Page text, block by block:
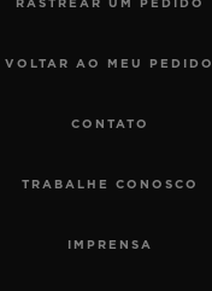
RASTREAR UM PEDIDO
VOLTAR AO MEU PEDIDO
CONTATO
TRABALHE CONOSCO
IMPRENSA